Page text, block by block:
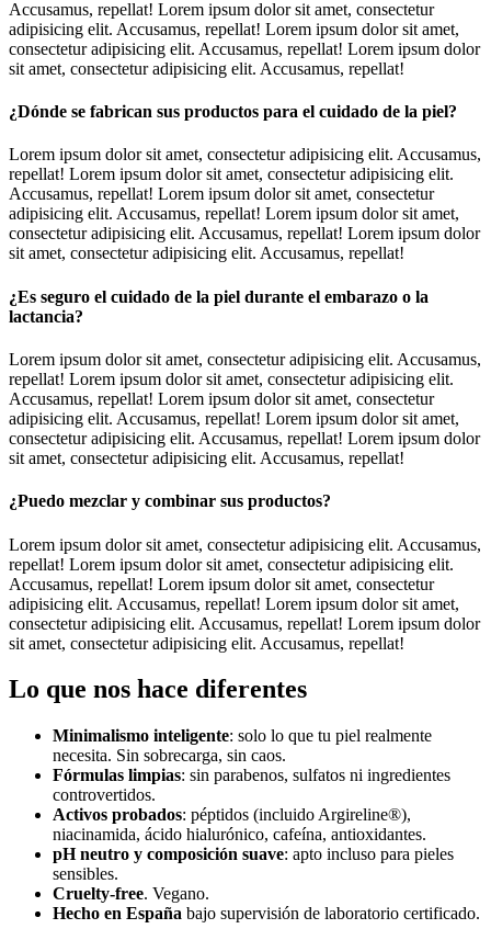
Accusamus, repellat! Lorem ipsum dolor sit amet, consectetur
adipisicing elit. Accusamus, repellat! Lorem ipsum dolor sit amet,
consectetur adipisicing elit. Accusamus, repellat! Lorem ipsum dolor
sit amet, consectetur adipisicing elit. Accusamus, repellat!
¿Dónde se fabrican sus productos para el cuidado de la piel?
Lorem ipsum dolor sit amet, consectetur adipisicing elit. Accusamus,
repellat! Lorem ipsum dolor sit amet, consectetur adipisicing elit.
Accusamus, repellat! Lorem ipsum dolor sit amet, consectetur
adipisicing elit. Accusamus, repellat! Lorem ipsum dolor sit amet,
consectetur adipisicing elit. Accusamus, repellat! Lorem ipsum dolor
sit amet, consectetur adipisicing elit. Accusamus, repellat!
¿Es seguro el cuidado de la piel durante el embarazo o la
lactancia?
Lorem ipsum dolor sit amet, consectetur adipisicing elit. Accusamus,
repellat! Lorem ipsum dolor sit amet, consectetur adipisicing elit.
Accusamus, repellat! Lorem ipsum dolor sit amet, consectetur
adipisicing elit. Accusamus, repellat! Lorem ipsum dolor sit amet,
consectetur adipisicing elit. Accusamus, repellat! Lorem ipsum dolor
sit amet, consectetur adipisicing elit. Accusamus, repellat!
¿Puedo mezclar y combinar sus productos?
Lorem ipsum dolor sit amet, consectetur adipisicing elit. Accusamus,
repellat! Lorem ipsum dolor sit amet, consectetur adipisicing elit.
Accusamus, repellat! Lorem ipsum dolor sit amet, consectetur
adipisicing elit. Accusamus, repellat! Lorem ipsum dolor sit amet,
consectetur adipisicing elit. Accusamus, repellat! Lorem ipsum dolor
sit amet, consectetur adipisicing elit. Accusamus, repellat!
Lo que nos hace diferentes
Minimalismo inteligente: solo lo que tu piel realmente
necesita. Sin sobrecarga, sin caos.
Fórmulas limpias: sin parabenos, sulfatos ni ingredientes
controvertidos.
Activos probados: péptidos (incluido Argireline®),
niacinamida, ácido hialurónico, cafeína, antioxidantes.
pH neutro y composición suave: apto incluso para pieles
sensibles.
Cruelty-free. Vegano.
Hecho en España bajo supervisión de laboratorio certificado.